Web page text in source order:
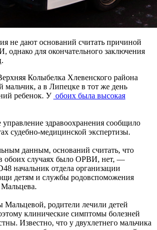
не дают оснований считать причиной
однако для окончательного заключения
Колыбелка Хлевенского района
мальчик, а в Липецке в тот же день
ребенок. У обоих была высокая
управление здравоохранения сообщило
судебно-медицинской экспертизы.
данным, оснований считать, что
обоих случаях было ОРВИ, нет, —
начальник отдела организации
детям и службы родовспоможения
Мальцева.
Мальцевой, родители лечили детей
клинические симптомы болезней
Известно, что у двухлетнего мальчика